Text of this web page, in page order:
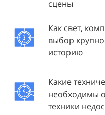
сцены
Как свет,
выбор
историю
Какие
необходимы
техники